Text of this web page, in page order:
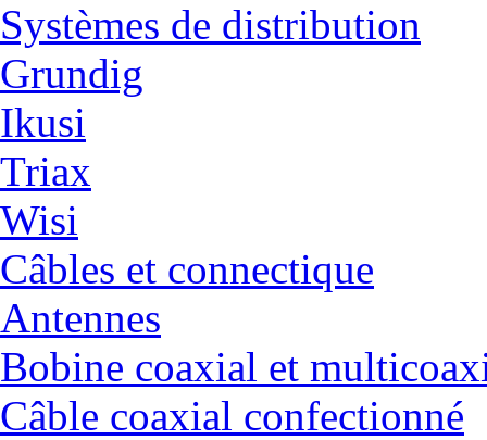
Systèmes de distribution
Grundig
Ikusi
Triax
Wisi
Câbles et connectique
Antennes
Bobine coaxial et
Câble coaxial confectionné